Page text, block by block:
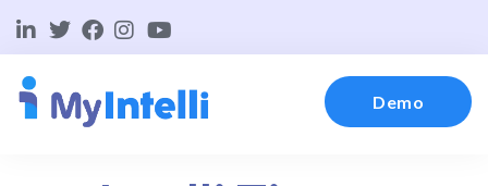
Demo